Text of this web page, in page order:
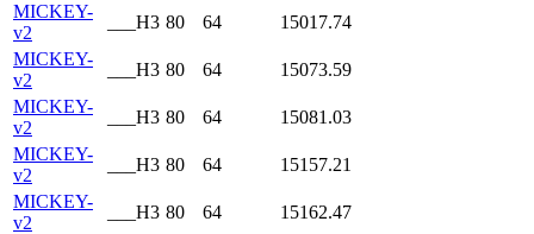
MICKEY-
v2
___H3 80 64
15017.74
MICKEY-
v2
___H3 80 64
15073.59
MICKEY-
v2
___H3 80 64
15081.03
MICKEY-
v2
___H3 80 64
15157.21
MICKEY-
v2
___H3 80 64
15162.47